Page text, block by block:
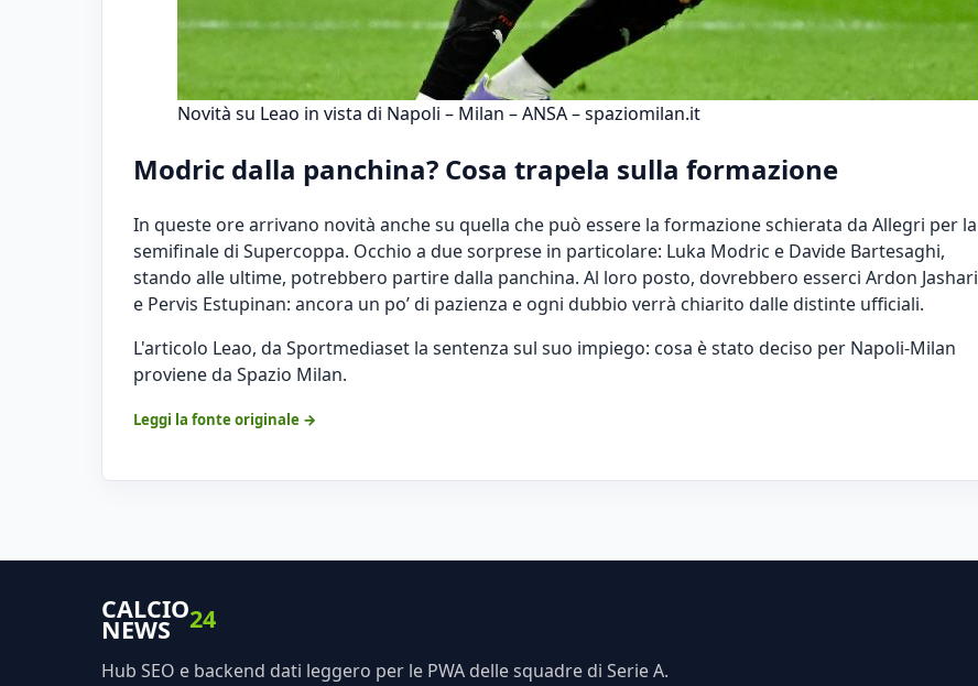
Novità su Leao in vista di Napoli – Milan – ANSA – spaziomilan.it
Modric dalla panchina? Cosa trapela sulla formazione
In queste ore arrivano novità anche su quella che può essere la formazione schierata da Allegri per la
semifinale di Supercoppa. Occhio a due sorprese in particolare: Luka Modric e Davide Bartesaghi,
stando alle ultime, potrebbero partire dalla panchina. Al loro posto, dovrebbero esserci Ardon Jashari
e Pervis Estupinan: ancora un po’ di pazienza e ogni dubbio verrà chiarito dalle distinte ufficiali.
L'articolo Leao, da Sportmediaset la sentenza sul suo impiego: cosa è stato deciso per Napoli-Milan
proviene da Spazio Milan.
Leggi la fonte originale →
CALCIO
NEWS 24
Hub SEO e backend dati leggero per le PWA delle squadre di Serie A.